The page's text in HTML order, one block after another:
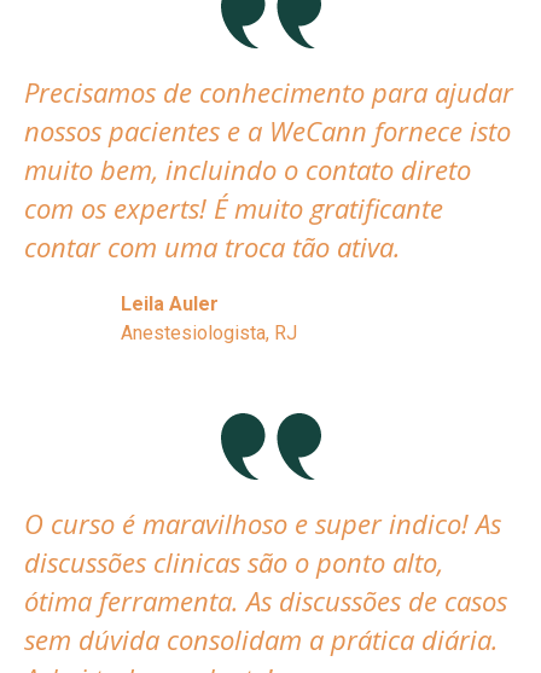
Precisamos de conhecimento para ajudar
nossos pacientes e a WeCann fornece isto
muito bem, incluindo o contato direto
com os experts! É muito gratificante
contar com uma troca tão ativa.
Leila Auler
Anestesiologista, RJ
O curso é maravilhoso e super indico! As
discussões clinicas são o ponto alto,
ótima ferramenta. As discussões de casos
sem dúvida consolidam a prática diária.